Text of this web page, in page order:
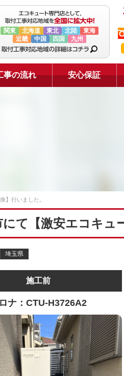
関東 北海道 東北 北陸
東海
近畿
中国 四国 九州
事の流れ 安心保証
】行いました。
て【激安エコキュ
埼玉県
施工前
ナ：CTU-H3726A2